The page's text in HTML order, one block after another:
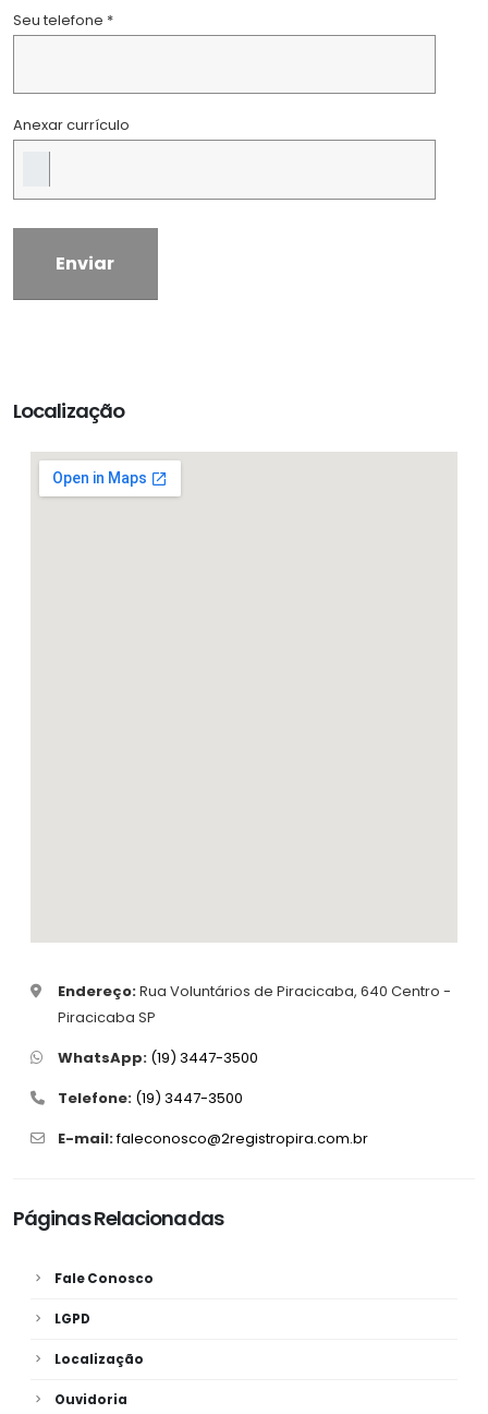
Seu telefone *
Anexar currículo
Localização
Endereço:Rua Voluntários de Piracicaba, 640 Centro -
Piracicaba SP
WhatsApp: (19) 3447-3500
Telefone: (19) 3447-3500
E-mail:faleconosco@2registropira.com.br
Páginas Relacionadas
Fale Conosco
LGPD
Localização
Ouvidoria